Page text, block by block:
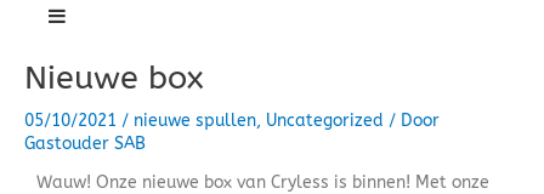
Nieuwe box
05/10/2021 / nieuwe spullen, Uncategorized / Door
Gastouder SAB
Wauw! Onze nieuwe box van Cryless is binnen! Met onze